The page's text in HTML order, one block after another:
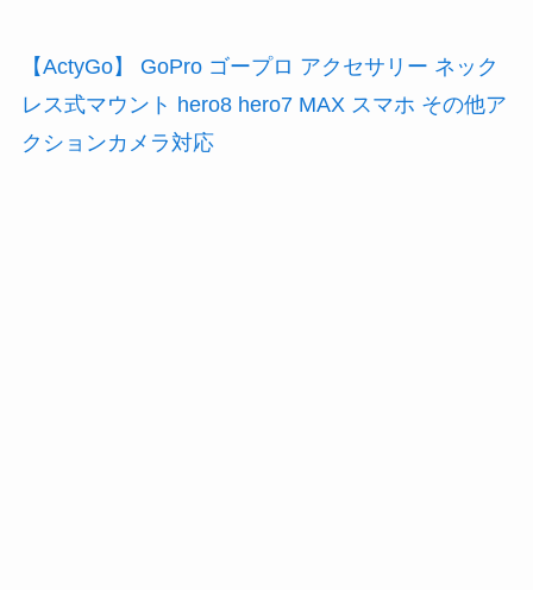
【ActyGo】 GoPro ゴープロ アクセサリー ネック
レス式マウント hero8 hero7 MAX スマホ その他ア
クションカメラ対応